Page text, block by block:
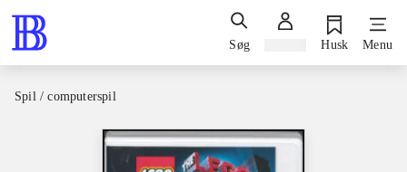
Søg Husk Menu
Spil / computerspil